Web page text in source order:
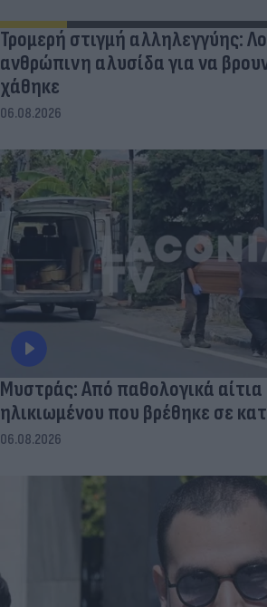
Τρομερή στιγμή αλληλεγγύης:
ανθρώπινη αλυσίδα για να
χάθηκε
06.08.2026
Μυστράς: Από παθολογικά
ηλικιωμένου που βρέθηκε σε
06.08.2026